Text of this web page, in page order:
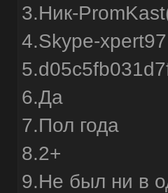
3.Ник-
4.Skype-xpert97
6.Да
7.Пол года
8.2+
9.Не был ни в